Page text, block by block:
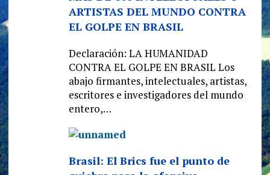
ARTISTAS DEL MUNDO CONTRA
EL GOLPE EN BRASIL
Declaración: LA HUMANIDAD
CONTRA EL GOLPE EN BRASIL Los
abajo firmantes, intelectuales, artistas,
escritores e investigadores del mundo
entero,…
Brasil: El Brics fue el punto de